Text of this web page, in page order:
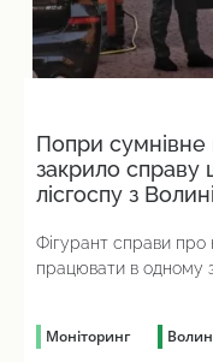
Попри
закрило
лісгоспу з Волині
Фігурант справи про
працювати в одному з
Моніторинг